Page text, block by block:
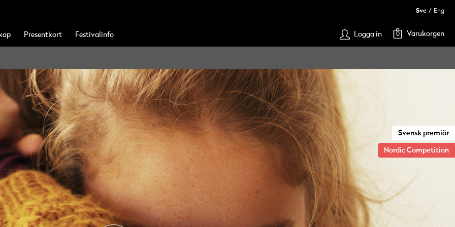
Sve Eng
Presentkort Festivalinfo Logga in 0 Varukorgen
Svensk premiär
Nordic Competition